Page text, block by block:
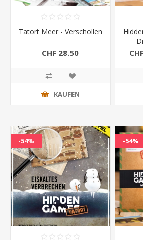
Tatort Meer - Verschollen
CHF 28.50
KAUFEN
-54% -54%